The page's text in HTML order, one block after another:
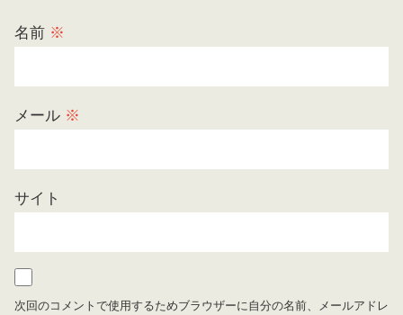
名前 ※
メール ※
サイト
次回のコメントで使用するためブラウザーに自分の名前、メールアドレ